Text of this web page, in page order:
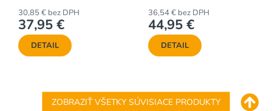
30,85 € bez DPH
37,95 €
DETAIL
36,54 € bez DPH
44,95 €
DETAIL
ZOBRAZIŤ VŠETKY SÚVISIACE PRODUKTY